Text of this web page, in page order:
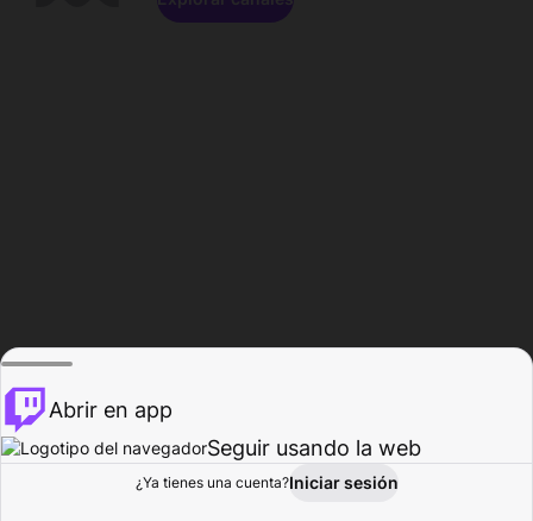
Explorar Actividad
Abrir en app
Seguir usando la web
¿Ya tienes una cuenta?Iniciar sesión